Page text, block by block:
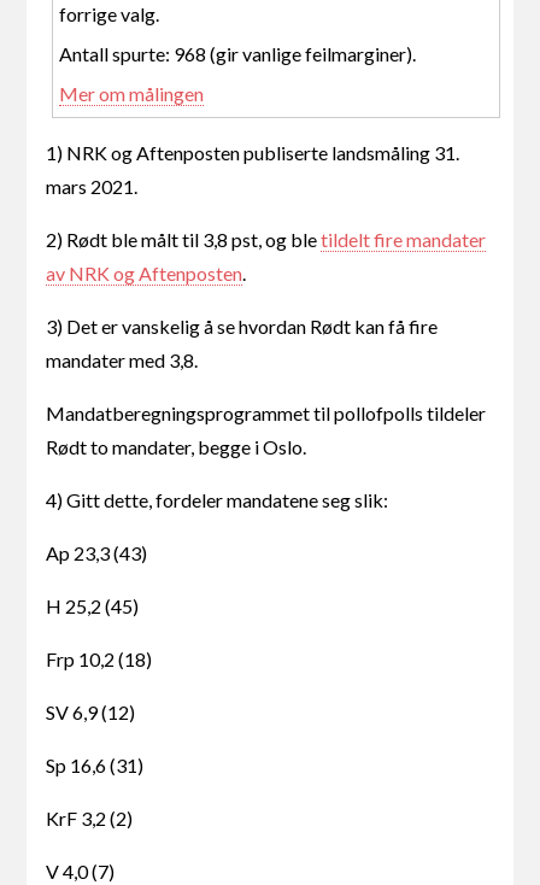
forrige valg.
Antall spurte: 968 (gir vanlige feilmarginer).
Mer om målingen
1) NRK og Aftenposten publiserte landsmåling 31.
mars 2021.
2) Rødt ble målt til 3,8 pst, og bletildelt fire mandater
av NRK og Aftenposten.
3) Det er vanskelig å se hvordan Rødt kan få fire
mandater med 3,8.
Mandatberegningsprogrammet til pollofpolls tildeler
Rødt to mandater, begge i Oslo.
4) Gitt dette, fordeler mandatene seg slik:
Ap 23,3 (43)
H 25,2 (45)
Frp 10,2 (18)
SV 6,9 (12)
Sp 16,6 (31)
KrF 3,2 (2)
V 4,0 (7)